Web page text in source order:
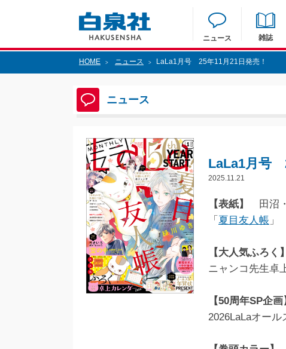
ニュース 雑誌
HOME > ニュース > LaLa1月号 25年11月21日発売！
ニュース
LaLa1月号
2025.11.21
【表紙】
田沼
「 夏目友人帳 」
【大人気ふろく】
ニャンコ先生卓
【50周年SP企画
2026LaLaオール